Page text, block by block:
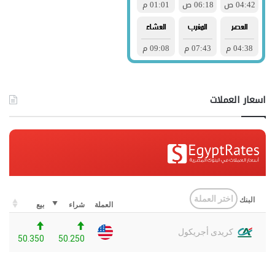
اسعار العملات